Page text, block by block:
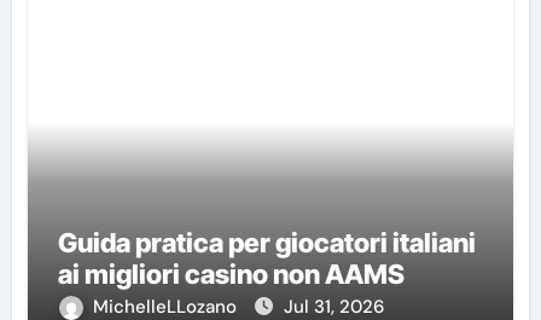
Guida pratica per giocatori italiani
ai migliori casino non AAMS
MichelleLLozano Jul 31, 2026